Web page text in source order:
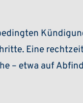
Eine
– etwa auf